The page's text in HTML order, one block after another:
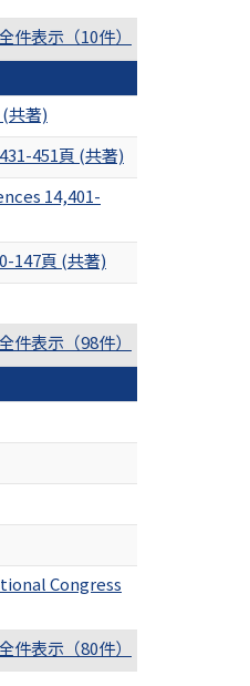
件表示（10件）
共著)
451頁 (共著)
14,401-
147頁 (共著)
件表示（98件）
Congress
件表示（80件）